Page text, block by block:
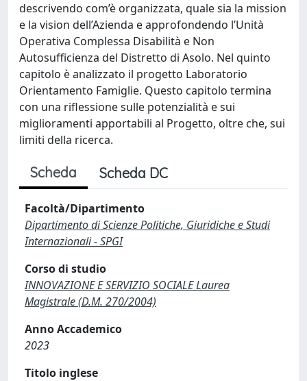
descrivendo com’è organizzata, quale sia la mission
e la vision dell’Azienda e approfondendo l’Unità
Operativa Complessa Disabilità e Non
Autosufficienza del Distretto di Asolo. Nel quinto
capitolo è analizzato il progetto Laboratorio
Orientamento Famiglie. Questo capitolo termina
con una riflessione sulle potenzialità e sui
miglioramenti apportabili al Progetto, oltre che, sui
limiti della ricerca.
Scheda Scheda DC
Facoltà/Dipartimento
Dipartimento di Scienze Politiche, Giuridiche e Studi
Internazionali - SPGI
Corso di studio
INNOVAZIONE E SERVIZIO SOCIALE Laurea
Magistrale (D.M. 270/2004)
Anno Accademico
2023
Titolo inglese